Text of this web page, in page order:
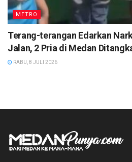
METRO
Terang-terangan Edarkan
Jalan, 2 Pria di Medan
RABU, 8 JULI 2026